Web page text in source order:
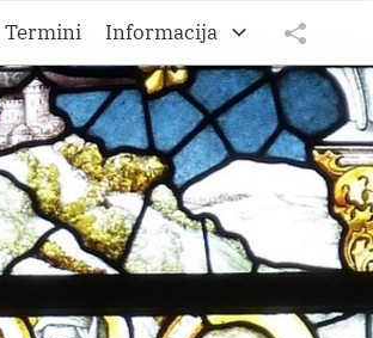
Termini
Informacija
biškupiji
Hrvati
vikarijatu
tweet
teilen
teilen